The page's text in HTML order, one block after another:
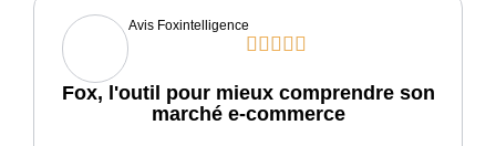
Avis Foxintelligence
    
Fox, l'outil pour mieux comprendre son
marché e-commerce